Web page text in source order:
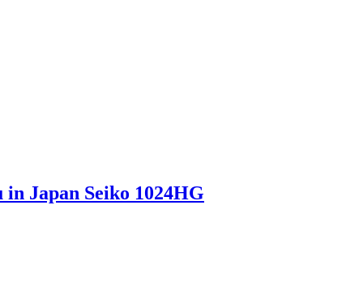
Japan Seiko 1024HG